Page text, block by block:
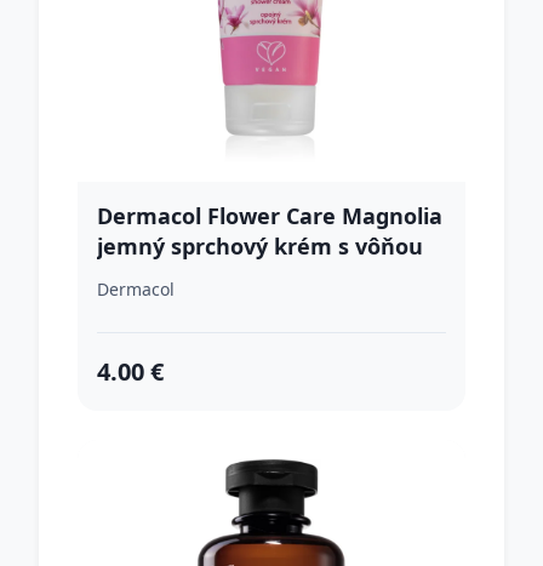
Dermacol Flower Care Magnolia
jemný sprchový krém s vôňou
kvetín 200 ml
Dermacol
4.00 €